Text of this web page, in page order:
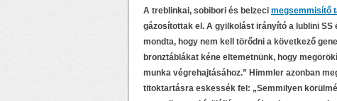
A treblinkai, sobibori és belzeci megsemmisítő
gázosítottak el. A gyilkolást irányító a lublini
mondta, hogy nem kell törődni a következő
bronztáblákat kéne eltemetnünk, hogy
munka végrehajtásához.” Himmler azonban
titoktartásra eskessék fel: „Semmilyen